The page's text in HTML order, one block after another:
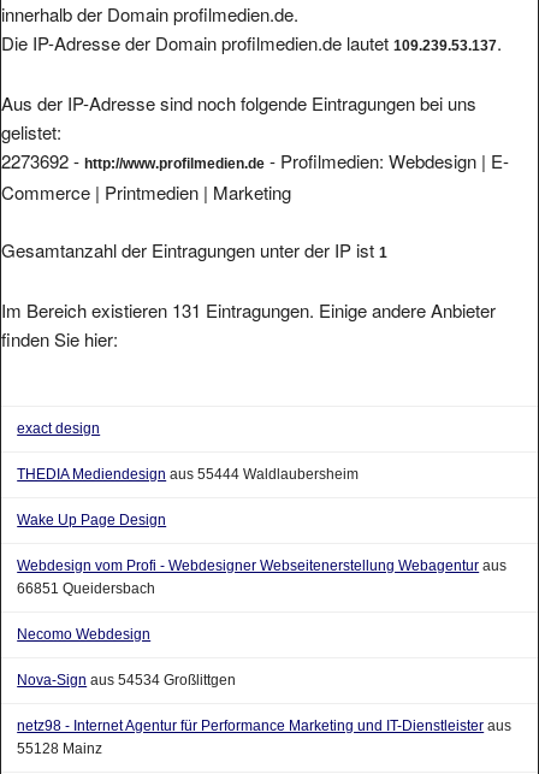
innerhalb der Domain profilmedien.de.
Die IP-Adresse der Domain profilmedien.de lautet 109.239.53.137.
Aus der IP-Adresse sind noch folgende Eintragungen bei uns
gelistet:
2273692 - http://www.profilmedien.de - Profilmedien: Webdesign | E-
Commerce | Printmedien | Marketing
Gesamtanzahl der Eintragungen unter der IP ist 1
Im Bereich existieren 131 Eintragungen. Einige andere Anbieter
finden Sie hier:
exact design
THEDIA Mediendesign aus 55444 Waldlaubersheim
Wake Up Page Design
Webdesign vom Profi - Webdesigner Webseitenerstellung Webagentur aus
66851 Queidersbach
Necomo Webdesign
Nova-Sign aus 54534 Großlittgen
netz98 - Internet Agentur für Performance Marketing und IT-Dienstleister aus
55128 Mainz